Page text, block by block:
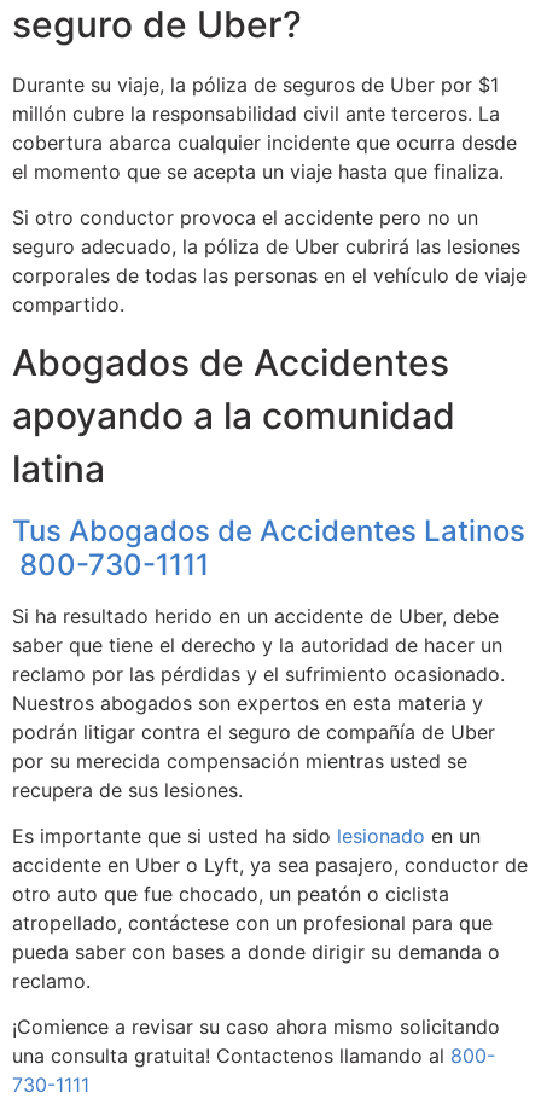
seguro de Uber?
Durante su viaje, la póliza de seguros de Uber por $1
millón cubre la responsabilidad civil ante terceros. La
cobertura abarca cualquier incidente que ocurra desde
el momento que se acepta un viaje hasta que finaliza.
Si otro conductor provoca el accidente pero no un
seguro adecuado, la póliza de Uber cubrirá las lesiones
corporales de todas las personas en el vehículo de viaje
compartido.
Abogados de Accidentes
apoyando a la comunidad
latina
Tus Abogados de Accidentes Latinos
800-730-1111
Si ha resultado herido en un accidente de Uber, debe
saber que tiene el derecho y la autoridad de hacer un
reclamo por las pérdidas y el sufrimiento ocasionado.
Nuestros abogados son expertos en esta materia y
podrán litigar contra el seguro de compañía de Uber
por su merecida compensación mientras usted se
recupera de sus lesiones.
Es importante que si usted ha sido lesionado en un
accidente en Uber o Lyft, ya sea pasajero, conductor de
otro auto que fue chocado, un peatón o ciclista
atropellado, contáctese con un profesional para que
pueda saber con bases a donde dirigir su demanda o
reclamo.
¡Comience a revisar su caso ahora mismo solicitando
una consulta gratuita! Contactenos llamando al 800-
730-1111